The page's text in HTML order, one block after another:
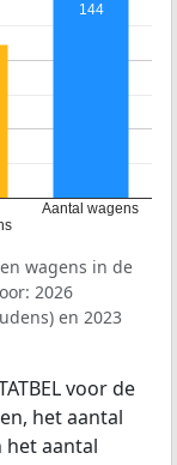
Aantal wagens
144
wagens in de
2026
en 2023
voor de
het aantal
het aantal